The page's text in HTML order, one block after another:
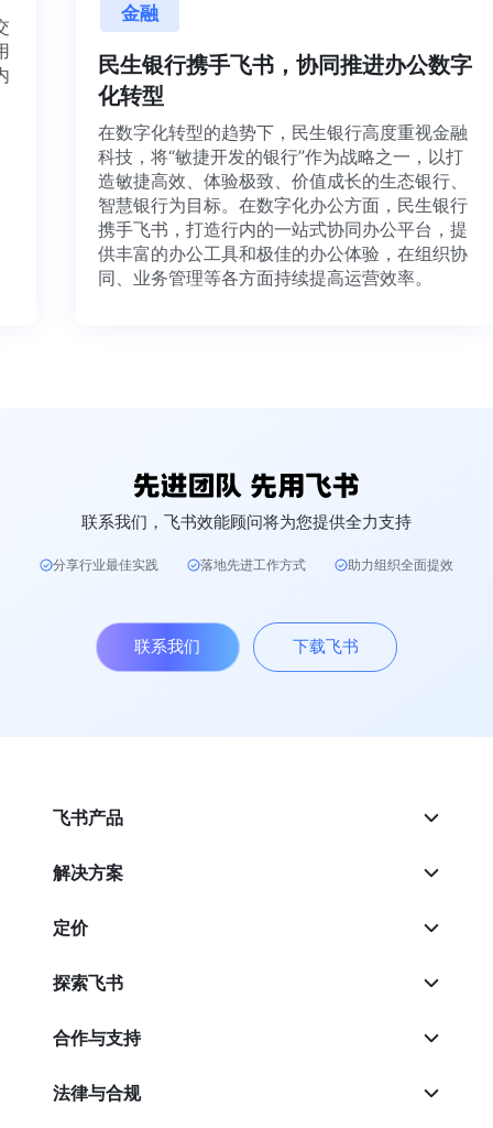
交
用
内
金融
民生银行携手飞书，协同推进办公数
化转型
在数字化转型的趋势下，民生银行高度重视金
科技，将“敏捷开发的银行”作为战略之一，以打
造敏捷高效、体验极致、价值成长的生态银行
智慧银行为目标。在数字化办公方面，民生银
携手飞书，打造行内的一站式协同办公平台，
供丰富的办公工具和极佳的办公体验，在组织
同、业务管理等各方面持续提高运营效率。
联系我们，飞书效能顾问将为您提供全力支持
分享行业最佳实践 落地先进工作方式 助力组织全面提效
联系我们 下载飞书
飞书产品
解决方案
定价
探索飞书
合作与支持
法律与合规